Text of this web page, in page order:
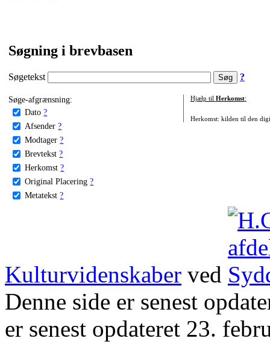
Søgning i brevbasen
Søgetekst ?
Søge-afgrænsning:
Dato ?
Afsender ?
Modtager ?
Brevtekst ?
Herkomst ?
Original Placering ?
Metatekst ?
Hjælp til Herkomst:
Herkomst: kilden til den
Kulturvidenskaber ved
Denne side er senest
er senest opdateret 23.